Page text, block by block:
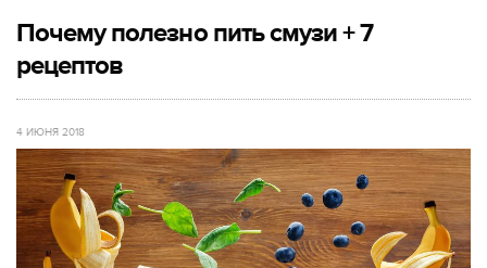
Почему полезно пить смузи + 7
рецептов
4 ИЮНЯ 2018